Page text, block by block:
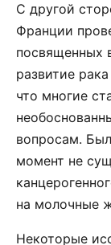
С другой
Франции
посвященных
развитие
что многие
вопросам.
момент не
на молочные
Некоторые